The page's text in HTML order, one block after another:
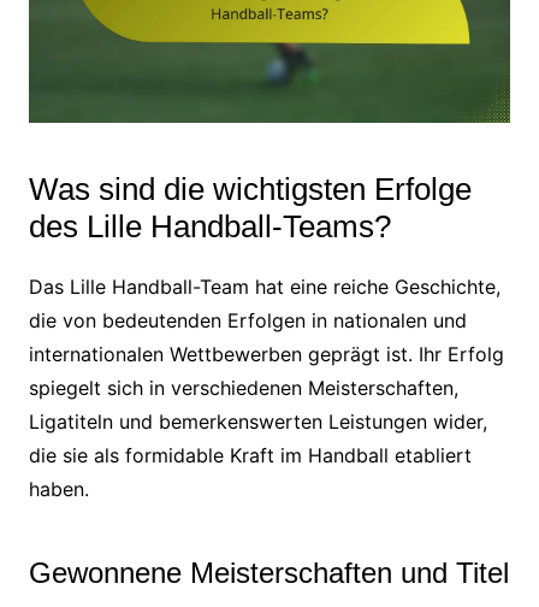
Was sind die wichtigsten Erfolge
des Lille Handball-Teams?
Das Lille Handball-Team hat eine reiche Geschichte,
die von bedeutenden Erfolgen in nationalen und
internationalen Wettbewerben geprägt ist. Ihr Erfolg
spiegelt sich in verschiedenen Meisterschaften,
Ligatiteln und bemerkenswerten Leistungen wider,
die sie als formidable Kraft im Handball etabliert
haben.
Gewonnene Meisterschaften und Titel